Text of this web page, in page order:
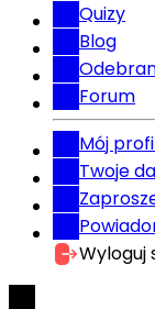
Quizy
Blog
Forum
Mój
Twoje
Wyloguj